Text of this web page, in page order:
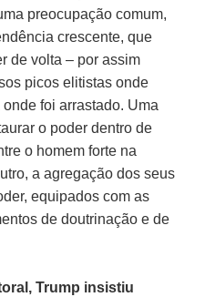
preocupação comum,
crescente, que
de volta – por assim
picos elitistas onde
foi arrastado. Uma
o poder dentro de
o homem forte na
a agregação dos seus
equipados com as
de doutrinação e de
Trump insistiu